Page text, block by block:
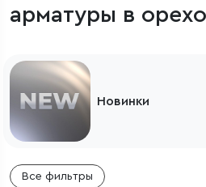
арматуры в
Светильники из
Все фильтры